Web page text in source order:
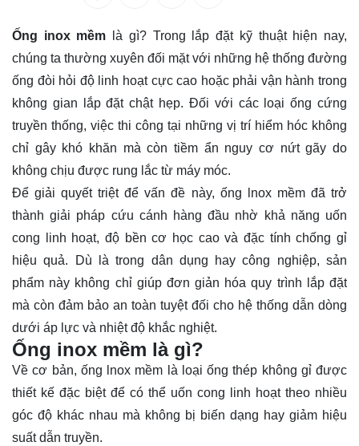
Ống inox mềm là gì? Trong lắp đặt kỹ thuật hiện nay,
chúng ta thường xuyên đối mặt với những hệ thống đường
ống đòi hỏi độ linh hoạt cực cao hoặc phải vận hành trong
không gian lắp đặt chật hẹp. Đối với các loại ống cứng
truyền thống, việc thi công tại những vị trí hiểm hóc không
chỉ gây khó khăn mà còn tiềm ẩn nguy cơ nứt gãy do
không chịu được rung lắc từ máy móc.
Để giải quyết triệt để vấn đề này, ống lnox mềm đã trở
thành giải pháp cứu cánh hàng đầu nhờ khả năng uốn
cong linh hoạt, độ bền cơ học cao và đặc tính chống gỉ
hiệu quả. Dù là trong dân dụng hay công nghiệp, sản
phẩm này không chỉ giúp đơn giản hóa quy trình lắp đặt
mà còn đảm bảo an toàn tuyệt đối cho hệ thống dẫn dòng
dưới áp lực và nhiệt độ khắc nghiệt.
Ống inox mềm là gì?
Về cơ bản, ống lnox mềm là loại ống thép không gỉ được
thiết kế đặc biệt để có thể uốn cong linh hoạt theo nhiều
góc độ khác nhau mà không bị biến dạng hay giảm hiệu
suất dẫn truyền.